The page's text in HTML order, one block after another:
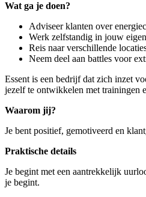
Wat ga je doen?
Adviseer klanten over
Werk zelfstandig in jouw
Reis naar verschillende
Neem deel aan battles voor
Essent is een bedrijf dat zich inzet
jezelf te ontwikkelen met trainingen
Waarom jij?
Je bent positief, gemotiveerd en
Praktische details
Je begint met een aantrekkelijk
je begint.